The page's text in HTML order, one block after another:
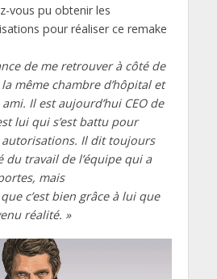
vous pu obtenir les
pour réaliser ce remake
de me retrouver à côté de
même chambre d’hôpital et
Il est aujourd’hui CEO de
lui qui s’est battu pour
Il dit toujours
du travail de l’équipe qui a
mais
c’est bien grâce à lui que
réalité. »